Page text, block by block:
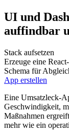
UI und
auffindbar
Stack aufsetzen
Erzeuge eine
Schema für
App erstellen
Eine
Geschwindigkeit,
Maßnahmen
mehr wie ein